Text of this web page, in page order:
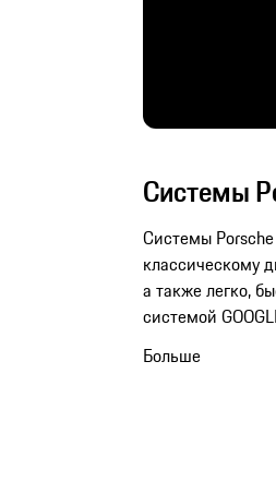
Системы
Системы
классическому
а также легко,
системой
Больше